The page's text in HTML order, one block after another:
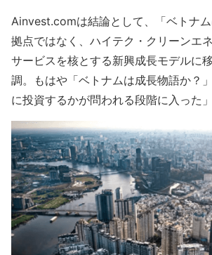
Ainvest.comは結論として、「ベトナ
拠点ではなく、ハイテク・クリーンエ
サービスを核とする新興成長モデルに
調。もはや「ベトナムは成長物語か？
に投資するかが問われる段階に入った